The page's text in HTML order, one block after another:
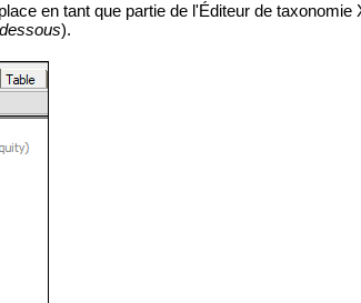
en tant que partie de l'Éditeur de
).